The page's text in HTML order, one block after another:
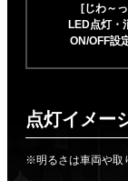
[じわ～
LED点灯・
ON/OFF設
点灯イメー
※明るさは車両や取